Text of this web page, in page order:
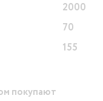
2000
70
155
покупают